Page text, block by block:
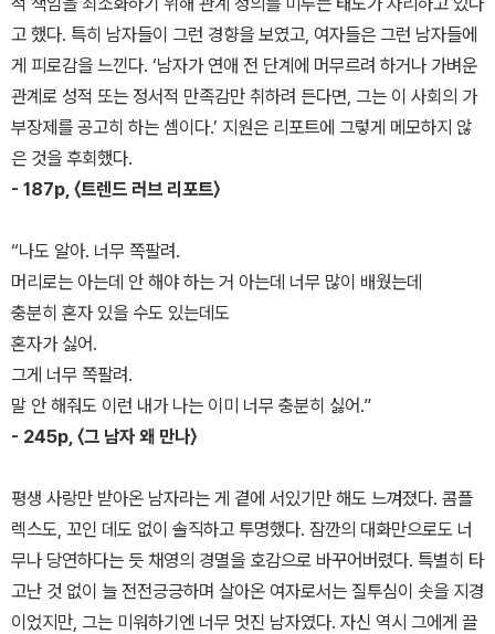
고 했다. 특히 남자들이 그런 경향을 보였고, 여자들은 그런 남자들에
게 피로감을 느낀다. ‘남자가 연애 전 단계에 머무르려 하거나 가벼운
관계로 성적 또는 정서적 만족감만 취하려 든다면, 그는 이 사회의 가
부장제를 공고히 하는 셈이다.’ 지원은 리포트에 그렇게 메모하지 않
은 것을 후회했다.
- 187p, 〈트렌드 러브 리포트〉
“나도 알아. 너무 쪽팔려.
머리로는 아는데 안 해야 하는 거 아는데 너무 많이 배웠는데
충분히 혼자 있을 수도 있는데도
혼자가 싫어.
그게 너무 쪽팔려.
말 안 해줘도 이런 내가 나는 이미 너무 충분히 싫어.”
- 245p, 〈그 남자 왜 만나〉
평생 사랑만 받아온 남자라는 게 곁에 서있기만 해도 느껴졌다. 콤플
렉스도, 꼬인 데도 없이 솔직하고 투명했다. 잠깐의 대화만으로도 너
무나 당연하다는 듯 채영의 경멸을 호감으로 바꾸어버렸다. 특별히 타
고난 것 없이 늘 전전긍긍하며 살아온 여자로서는 질투심이 솟을 지경
이었지만, 그는 미워하기엔 너무 멋진 남자였다. 자신 역시 그에게 끌